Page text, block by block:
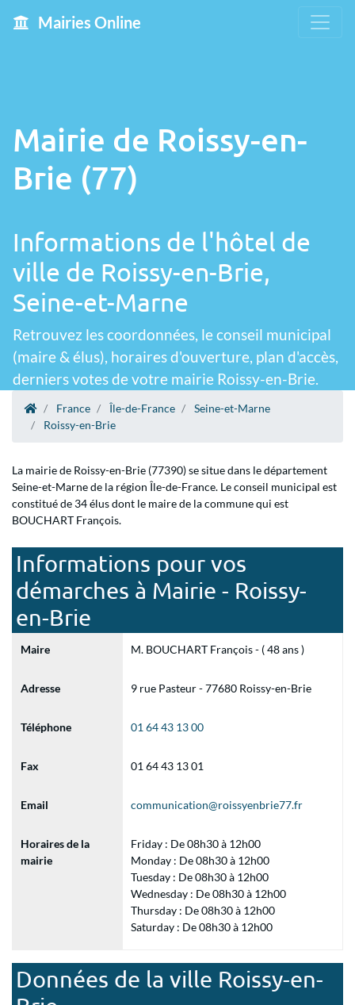
Mairies Online
Mairie de Roissy-en-
Brie (77)
Informations de l'hôtel de
ville de Roissy-en-Brie,
Seine-et-Marne
Retrouvez les coordonnées, le conseil municipal
(maire & élus), horaires d'ouverture, plan d'accès,
derniers votes de votre mairie Roissy-en-Brie.
France Île-de-France
Seine-et-Marne
Roissy-en-Brie
La mairie de Roissy-en-Brie (77390) se situe dans le département
Seine-et-Marne de la région Île-de-France. Le conseil municipal est
constitué de 34 élus dont le maire de la commune qui est
BOUCHART François.
Informations pour vos
démarches à Mairie - Roissy-
en-Brie
Maire M. BOUCHART François - ( 48 ans )
Adresse 9 rue Pasteur - 77680 Roissy-en-Brie
Téléphone 01 64 43 13 00
Fax 01 64 43 13 01
Email communication@roissyenbrie77.fr
Horaires de la
mairie
Friday : De 08h30 à 12h00
Monday : De 08h30 à 12h00
Tuesday : De 08h30 à 12h00
Wednesday : De 08h30 à 12h00
Thursday : De 08h30 à 12h00
Saturday : De 08h30 à 12h00
Données de la ville Roissy-en-